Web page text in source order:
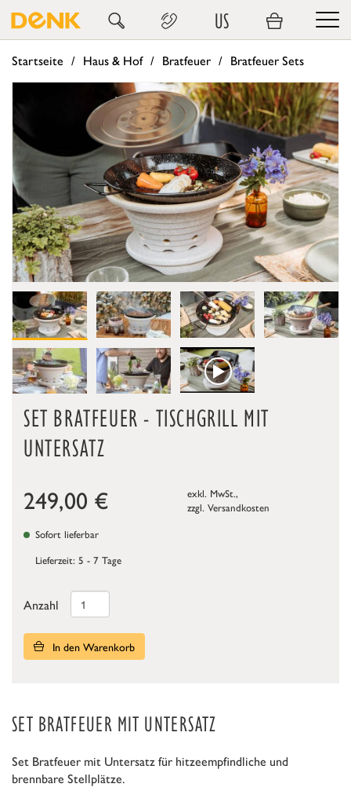
US
Startseite Haus & Hof Bratfeuer Bratfeuer Sets
SET BRATFEUER - TISCHGRILL MIT
UNTERSATZ
249,00 €
exkl. MwSt.,
zzgl. Versandkosten
Sofort lieferbar
Lieferzeit: 5 - 7 Tage
Anzahl
In den Warenkorb
SET BRATFEUER MIT UNTERSATZ
Set Bratfeuer mit Untersatz für hitzeempfindliche und
brennbare Stellplätze.